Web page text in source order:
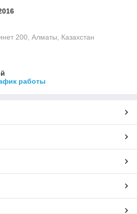
200, Алматы, Казахстан
работы